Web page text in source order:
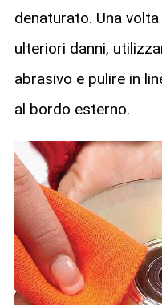
denaturato. Una
ulteriori danni,
abrasivo e pulire in
al bordo esterno.